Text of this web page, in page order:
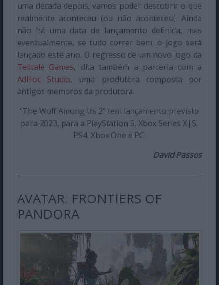
uma década depois, vamos poder descobrir o que
realmente aconteceu (ou não aconteceu). Ainda
não há uma data de lançamento definida, mas
eventualmente, se tudo correr bem, o jogo será
lançado este ano. O regresso de um novo jogo da
Telltale Games, dita também a parceria com a
AdHoc Studio, uma produtora composta por
antigos membros da produtora.
“The Wolf Among Us 2” tem lançamento previsto
para 2023, para a PlayStation 5, Xbox Series X|S,
PS4, Xbox One e PC.
David Passos
AVATAR: FRONTIERS OF
PANDORA